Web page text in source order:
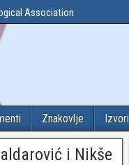
Association
Znakovlje Izvori
i Nikše